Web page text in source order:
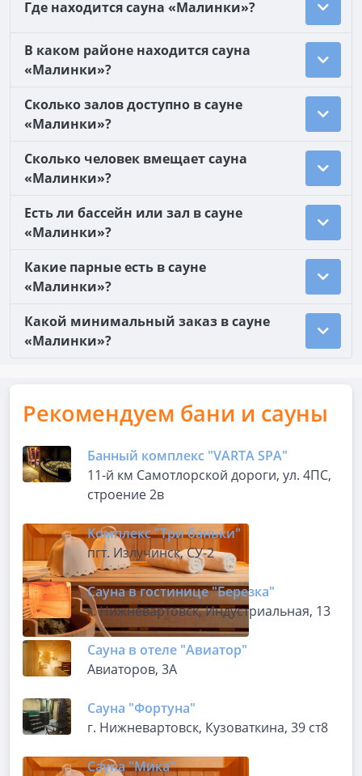
Где находится сауна «Малинки»?
В каком районе находится сауна
«Малинки»?
Сколько залов доступно в сауне
«Малинки»?
Сколько человек вмещает сауна
«Малинки»?
Есть ли бассейн или зал в сауне
«Малинки»?
Какие парные есть в сауне
«Малинки»?
Какой минимальный заказ в сауне
«Малинки»?
Рекомендуем бани и сауны
Банный комплекс "VARTA SPA"
11-й км Самотлорской дороги, ул. 4ПС,
строение 2в
Комплекс "Три баньки"
пгт. Излучинск, СУ-2
Сауна в гостинице "Березка"
г. Нижневартовск, Индустриальная, 13
Сауна в отеле "Авиатор"
Авиаторов, 3А
Сауна "Фортуна"
г. Нижневартовск, Кузоваткина, 39 ст8
Сауна "Мика"